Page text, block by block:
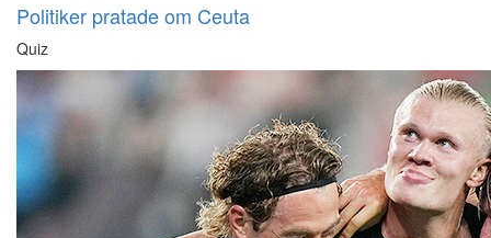
Politiker pratade om Ceuta
Quiz